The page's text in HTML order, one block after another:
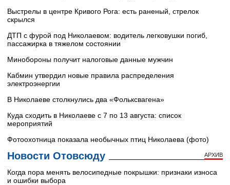
Выстрелы в центре Кривого Рога: есть раненый, стрелок
скрылся
ДТП с фурой под Николаевом: водитель легковушки погиб,
пассажирка в тяжелом состоянии
Минобороны получит налоговые данные мужчин
Кабмин утвердил новые правила распределения
электроэнергии
В Николаеве столкнулись два «Фольксвагена»
Куда сходить в Николаеве с 7 по 13 августа: список
мероприятий
Фотоохотница показала необычных птиц Николаева (фото)
Новости Отовсюду АРХИВ
Когда пора менять велосипедные покрышки: признаки износа
и ошибки выбора